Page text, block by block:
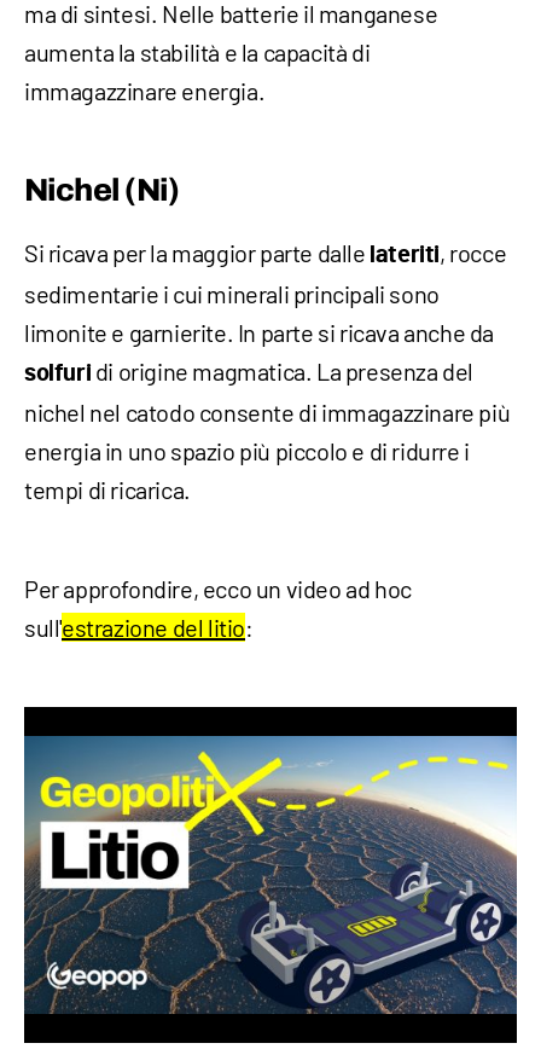
ma di sintesi. Nelle batterie il manganese
aumenta la stabilità e la capacità di
immagazzinare energia.
Nichel (Ni)
Si ricava per la maggior parte dalle lateriti, rocce
sedimentarie i cui minerali principali sono
limonite e garnierite. In parte si ricava anche da
solfuri di origine magmatica. La presenza del
nichel nel catodo consente di immagazzinare più
energia in uno spazio più piccolo e di ridurre i
tempi di ricarica.
Per approfondire, ecco un video ad hoc
sull'estrazione del litio: